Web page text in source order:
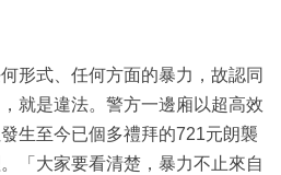
形式、任何方面的暴力，故認同
就是違法。警方一邊廂以超高效
生至今已個多禮拜的721元朗襲
「大家要看清楚，暴力不止來自